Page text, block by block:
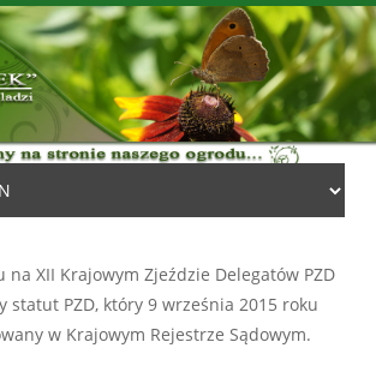
na XII Krajowym Zjeździe Delegatów PZD
statut PZD, który 9 września 2015 roku
w Krajowym Rejestrze Sądowym.